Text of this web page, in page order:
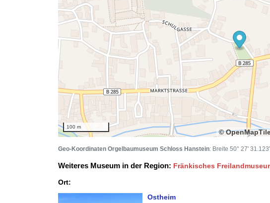
100 m
©
Geo-Koordinaten Orgelbaumuseum Schloss Hanstein: Breite 50° 27'
Weiteres Museum in der Region: Fränkisches
Ort:
Ostheim